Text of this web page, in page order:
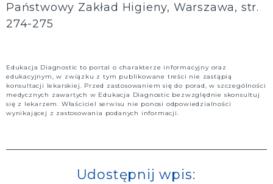
Państwowy Zakład Higieny, Warszawa, str.
274-275
Edukacja Diagnostic to portal o charakterze informacyjny oraz
edukacyjnym, w związku z tym publikowane treści nie zastąpią
konsultacji lekarskiej. Przed zastosowaniem się do porad, w szczególności
medycznych zawartych w Edukacja Diagnostic bezwzględnie skonsultuj
się z lekarzem. Właściciel serwisu nie ponosi odpowiedzialności
wynikającej z zastosowania podanych informacji.
Udostępnij wpis: